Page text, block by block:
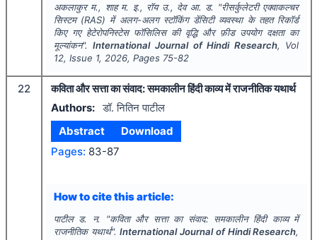
अकलाकुर म., शाह म. इ., रॉय उ., देव आ. ड. "रीसर्कुलेटरी एक्वाकल्चर
सिस्टम (RAS) में अलग-अलग स्टॉकिंग डेंसिटी व्यवस्था के तहत रिकॉर्ड
किए गए हेटेरोपनिस्टेस फॉसिलिस की वृद्धि और फ़ीड उपयोग दक्षता का
मूल्यांकन".International Journal of Hindi Research, Vol
12, Issue 1, 2026, Pages 75-82
22
कविता और सत्ता का संवाद: समकालीन हिंदी काव्य में राजनीतिक यथार्थ
Authors: डॉ. नितिन पाटील
Abstract
Download
Pages: 83-87
How to cite this article:
पाटील ड. न. "कविता और सत्ता का संवाद: समकालीन हिंदी काव्य में
राजनीतिक यथार्थ".International Journal of Hindi Research,